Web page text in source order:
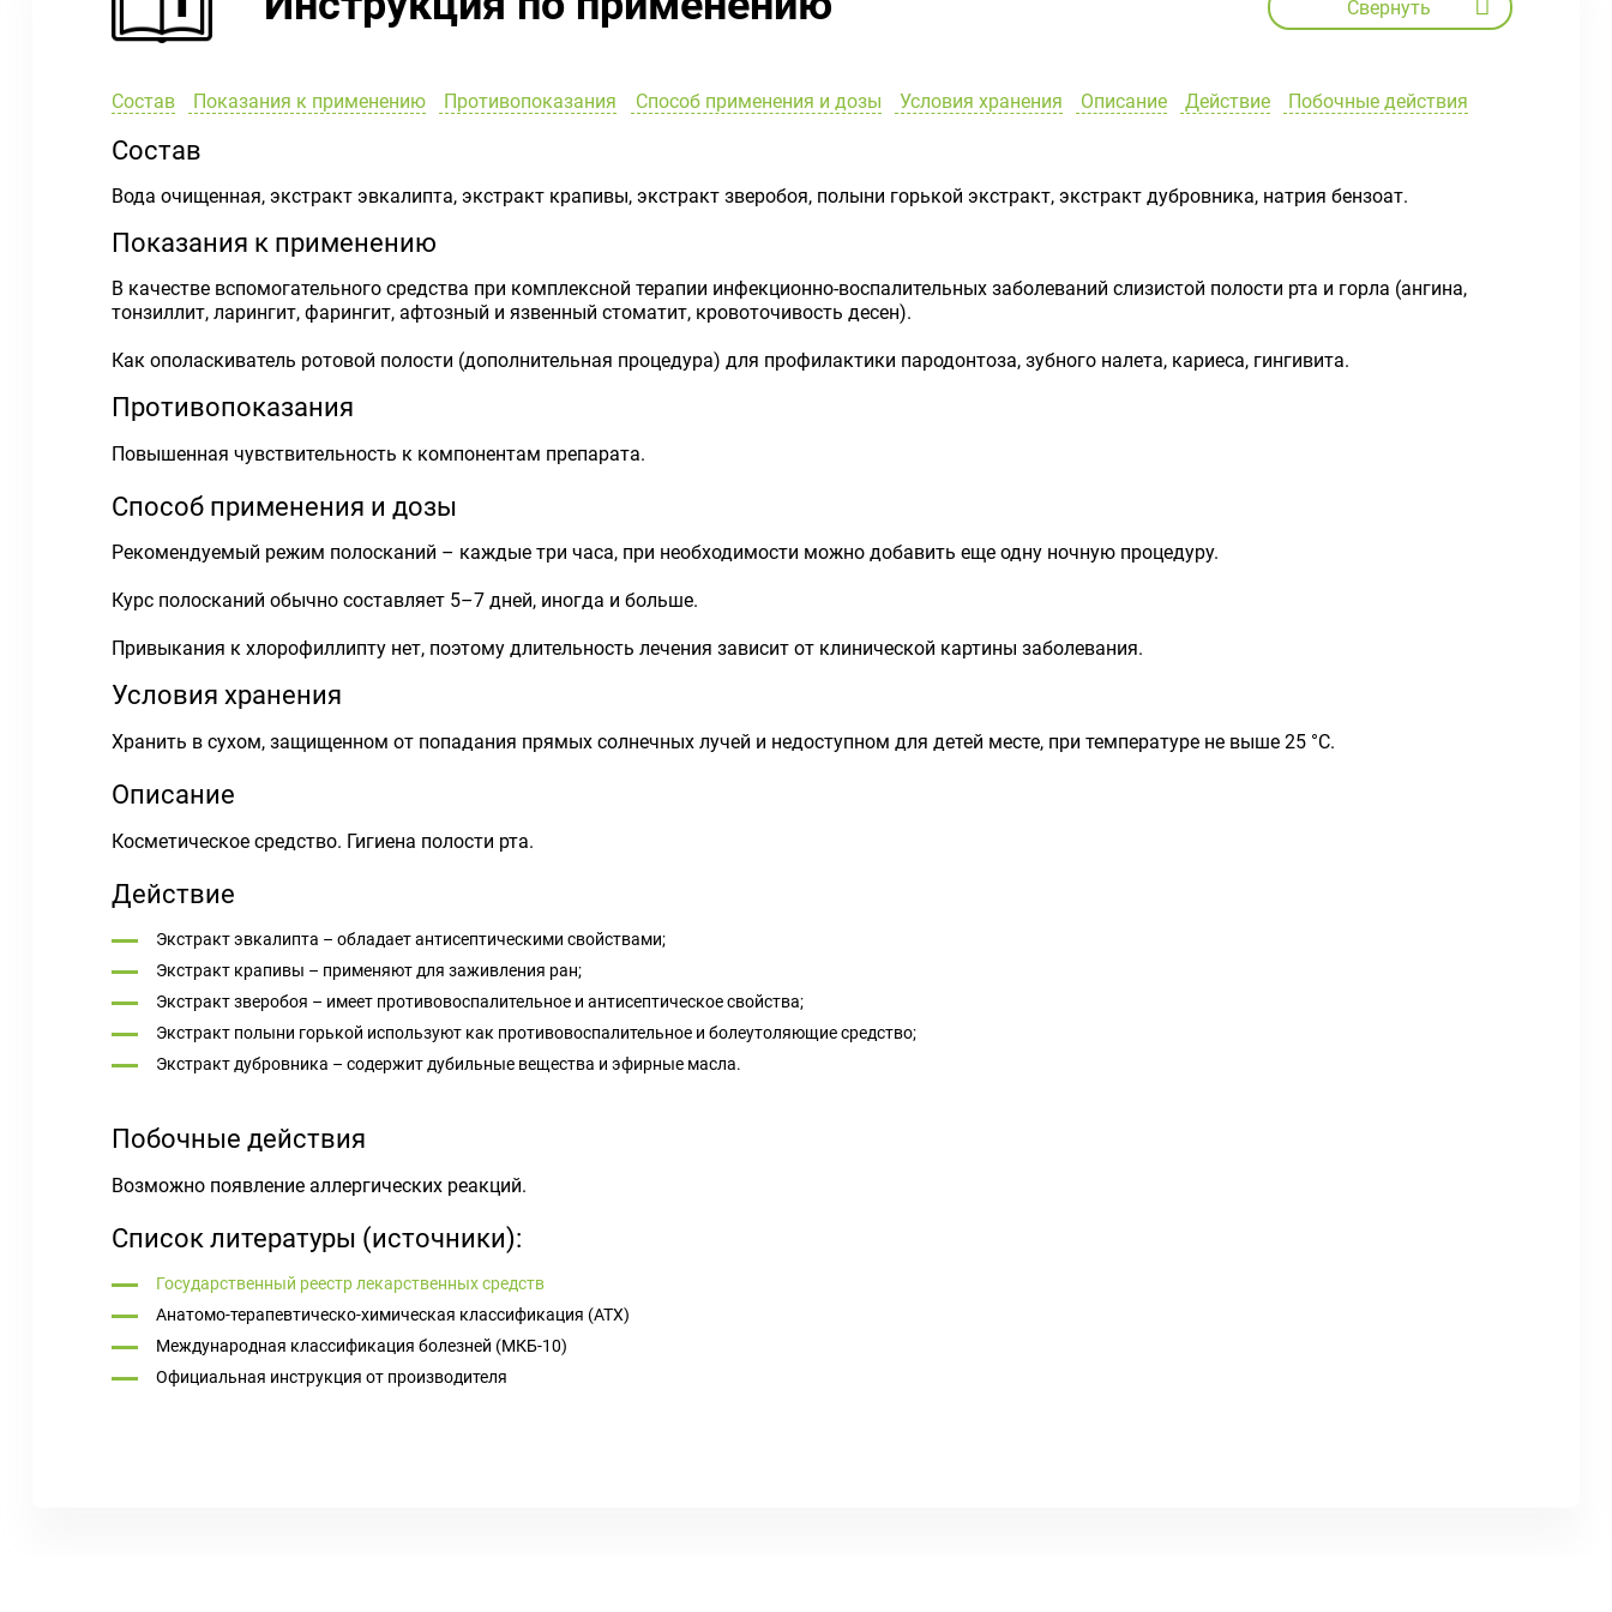
Свернуть
Состав Показания к применению Противопоказания Способ применения и дозы Условия хранения Описание Действие Побочные действия
Состав
Вода очищенная, экстракт эвкалипта, экстракт крапивы, экстракт зверобоя, полыни горькой экстракт, экстракт дубровника, натрия бензоат.
Показания к применению
В качестве вспомогательного средства при комплексной терапии инфекционно-воспалительных заболеваний слизистой полости рта и горла (ангина,
тонзиллит, ларингит, фарингит, афтозный и язвенный стоматит, кровоточивость десен).
Как ополаскиватель ротовой полости (дополнительная процедура) для профилактики пародонтоза, зубного налета, кариеса, гингивита.
Противопоказания
Повышенная чувствительность к компонентам препарата.
Способ применения и дозы
Рекомендуемый режим полосканий – каждые три часа, при необходимости можно добавить еще одну ночную процедуру.
Курс полосканий обычно составляет 5–7 дней, иногда и больше.
Привыкания к хлорофиллипту нет, поэтому длительность лечения зависит от клинической картины заболевания.
Условия хранения
Хранить в сухом, защищенном от попадания прямых солнечных лучей и недоступном для детей месте, при температуре не выше 25 °С.
Описание
Косметическое средство. Гигиена полости рта.
Действие
Экстракт эвкалипта – обладает антисептическими свойствами;
Экстракт крапивы – применяют для заживления ран;
Экстракт зверобоя – имеет противовоспалительное и антисептическое свойства;
Экстракт полыни горькой используют как противовоспалительное и болеутоляющие средство;
Экстракт дубровника – содержит дубильные вещества и эфирные масла.
Побочные действия
Возможно появление аллергических реакций.
Список литературы (источники):
Государственный реестр лекарственных средств
Анатомо-терапевтическо-химическая классификация (ATX)
Международная классификация болезней (МКБ-10)
Официальная инструкция от производителя